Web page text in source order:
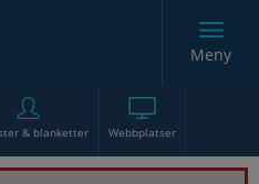
& blanketter Webbplatser
Meny